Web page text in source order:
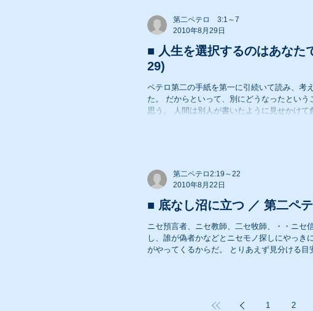
■ 人生を選択するのはあな
29)
ペテロ第二の手紙を第一に引続いて読み、考
た。 だからといって、別にどうなったということではない（笑）が、改めて別人の書いた手紙であると
思う。 人間は別人が書いたように見せ
第二ペテロ 3:1～7
2010年8月29日
■ 底なし沼に立つ ／ 第二ペ
ニセ預言者、ニセ教師、二セ牧師、・・ニセ信徒？ 本物がいるならニセモノがいて当然で
し、誰が偽者かなどとニセモノ探しにやっきになる必要などない。 偽
がやってくるからだ。 とりあ
第二ペテロ2:19～22
2010年8月22日
1 2